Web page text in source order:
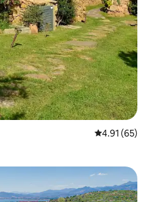
平均评分
4.91 (65)